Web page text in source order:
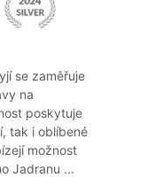
se zaměřuje
na
poskytuje
tak i oblíbené
možnost
Jadranu ...